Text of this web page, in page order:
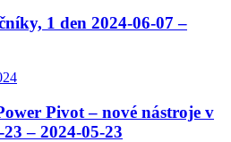
1 den 2024-06-07 –
Pivot – nové nástroje v
– 2024-05-23